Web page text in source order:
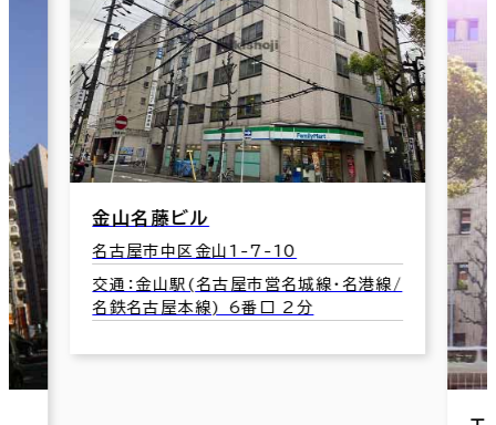
金山名藤ビル
名古屋市中区金山1-7-10
交通：金山駅(名古屋市営名城線･名港線/
名鉄名古屋本線) 6番口 2分